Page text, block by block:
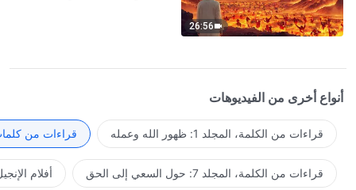
26:56
أنواع أخرى من الفيديوهات
قراءات من الكلمة، المجلد 1: ظهور الله وعمله قراءات من
قراءات من الكلمة، المجلد 7: حول السعي إلى الحق أفلام